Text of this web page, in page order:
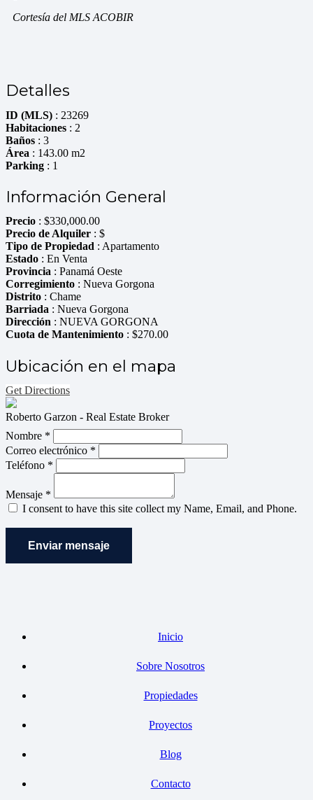
Cortesía del MLS ACOBIR
Detalles
ID (MLS) : 23269
Habitaciones : 2
Baños : 3
Área : 143.00 m2
Parking : 1
Información General
Precio : $330,000.00
Precio de Alquiler : $
Tipo de Propiedad : Apartamento
Estado : En Venta
Provincia : Panamá Oeste
Corregimiento : Nueva Gorgona
Distrito : Chame
Barriada : Nueva Gorgona
Dirección : NUEVA GORGONA
Cuota de Mantenimiento : $270.00
Ubicación en el mapa
Get Directions
Roberto Garzon - Real Estate Broker
Nombre *
Correo electrónico *
Teléfono *
Mensaje *
I consent to have this site collect my Name, Email, and Phone.
Enviar mensaje
Inicio
Sobre Nosotros
Propiedades
Proyectos
Blog
Contacto